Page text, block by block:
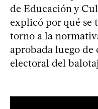
de Educación y
explicó por qué se
torno a la
aprobada luego de
electoral del